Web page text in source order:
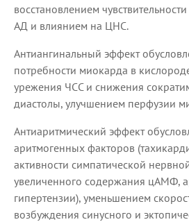
восстановлением
АД и влиянием на ЦНС.
Антиангинальный эффект
потребности миокарда в
урежения ЧСС и снижения
диастолы, улучшением перфузии
Антиаритмический эффект
аритмогенных факторов
активности симпатической
увеличенного содержания цАМФ,
гипертензии), уменьшением
возбуждения синусного и